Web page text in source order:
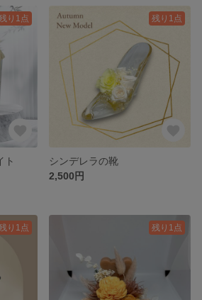
り1点
ト
残り1点
シンデレラの靴
2,500円
り1点 残り1点